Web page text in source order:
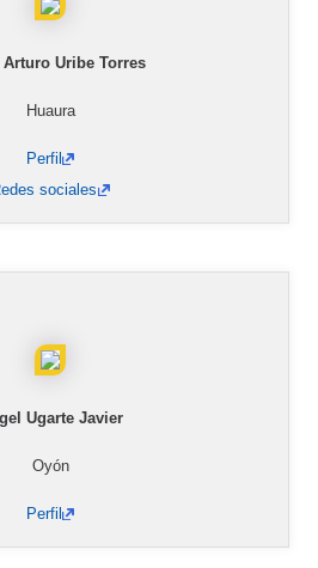
Uribe Torres
Huaura
Perfil
sociales
Ugarte Javier
Oyón
Perfil